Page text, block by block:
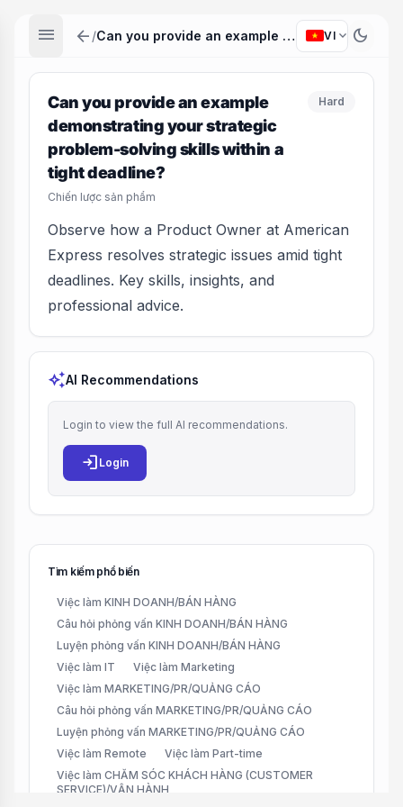
menu arrow_back / Can you provide an example demonstrating your strategic problem-solving skills within a tight deadline? VI expand_more dark_mode
Can you provide an example
demonstrating your strategic
problem-solving skills within a
tight deadline?
Chiến lược sản phẩm
Hard
Observe how a Product Owner at American
Express resolves strategic issues amid tight
deadlines. Key skills, insights, and
professional advice.
auto_awesomeAI Recommendations
Login to view the full AI recommendations.
login Login
Tìm kiếm phổ biến
Việc làm KINH DOANH/BÁN HÀNG
Câu hỏi phỏng vấn KINH DOANH/BÁN HÀNG
Luyện phỏng vấn KINH DOANH/BÁN HÀNG
Việc làm IT
Việc làm Marketing
Việc làm MARKETING/PR/QUẢNG CÁO
Câu hỏi phỏng vấn MARKETING/PR/QUẢNG CÁO
Luyện phỏng vấn MARKETING/PR/QUẢNG CÁO
Việc làm Remote
Việc làm Part-time
Việc làm CHĂM SÓC KHÁCH HÀNG (CUSTOMER
SERVICE)/VẬN HÀNH